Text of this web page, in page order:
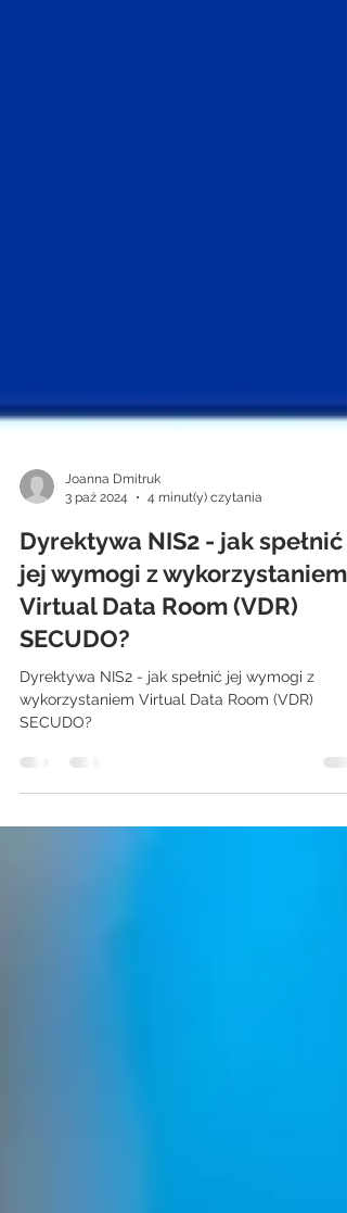
3 paź 2024
4 minut(y) czytania
Dyrektywa NIS2 - jak spełnić
jej wymogi z wykorzystaniem
Virtual Data Room (VDR)
SECUDO?
Dyrektywa NIS2 - jak spełnić jej wymogi z
SECUDO?